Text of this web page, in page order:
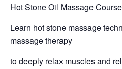
Hot Stone Oil Massage
Learn hot stone massage
massage therapy
to deeply relax muscles and